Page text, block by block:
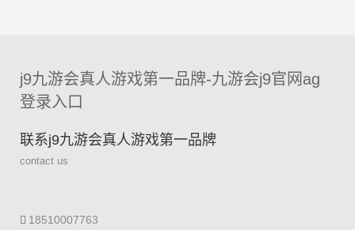
j9九游会真人游戏第一品牌-九游会j9官网ag
登录入口
联系j9九游会真人游戏第一品牌
contact us
18510007763